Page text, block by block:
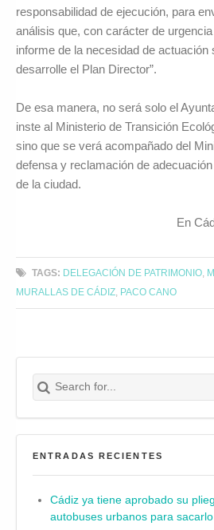
responsabilidad de ejecución, para
análisis que, con carácter de
informe de la necesidad de actuación
desarrolle el Plan Director”.
De esa manera, no será solo el
inste al Ministerio de Transición
sino que se verá acompañado del
defensa y reclamación de
de la ciudad.
En
TAGS: DELEGACIÓN DE PATRIMONIO
MURALLAS DE CÁDIZ
PACO CANO
Search for:
Buscar
ENTRADAS RECIENTES
Cádiz ya tiene aprobado su
autobuses urbanos para